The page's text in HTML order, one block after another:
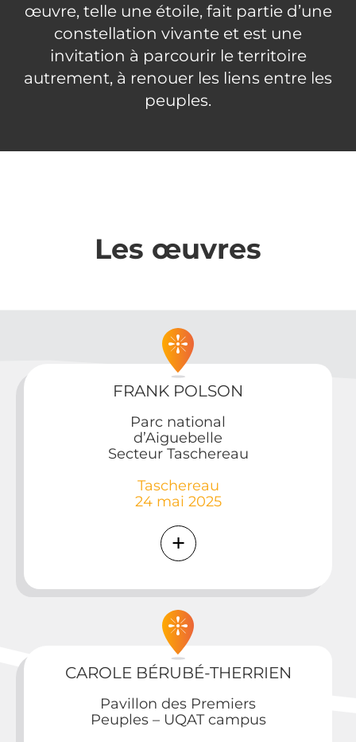
œuvre, telle une étoile, fait partie d’une
constellation vivante et est une
invitation à parcourir le territoire
autrement, à renouer les liens entre les
peuples.
Les œuvres
CAROLE BÉRUBÉ-THERRIEN
Pavillon des Premiers
Peuples – UQAT campus
FRANK POLSON
Parc national
d’Aiguebelle
Secteur Taschereau
Taschereau
24 mai 2025